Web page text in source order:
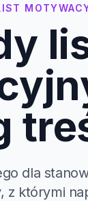
dla
z którymi